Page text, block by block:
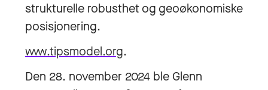
strukturelle robusthet og geoøkonomiske
posisjonering.
www.tipsmodel.org.
Den 28. november 2024 ble Glenn